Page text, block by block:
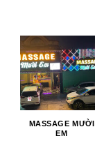
MASSAGE MƯỜI
EM